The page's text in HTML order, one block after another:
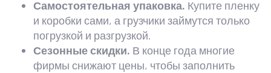
Самостоятельная упаковка. Купите пленку
и коробки сами, а грузчики займутся только
погрузкой и разгрузкой.
Сезонные скидки. В конце года многие
фирмы снижают цены, чтобы заполнить